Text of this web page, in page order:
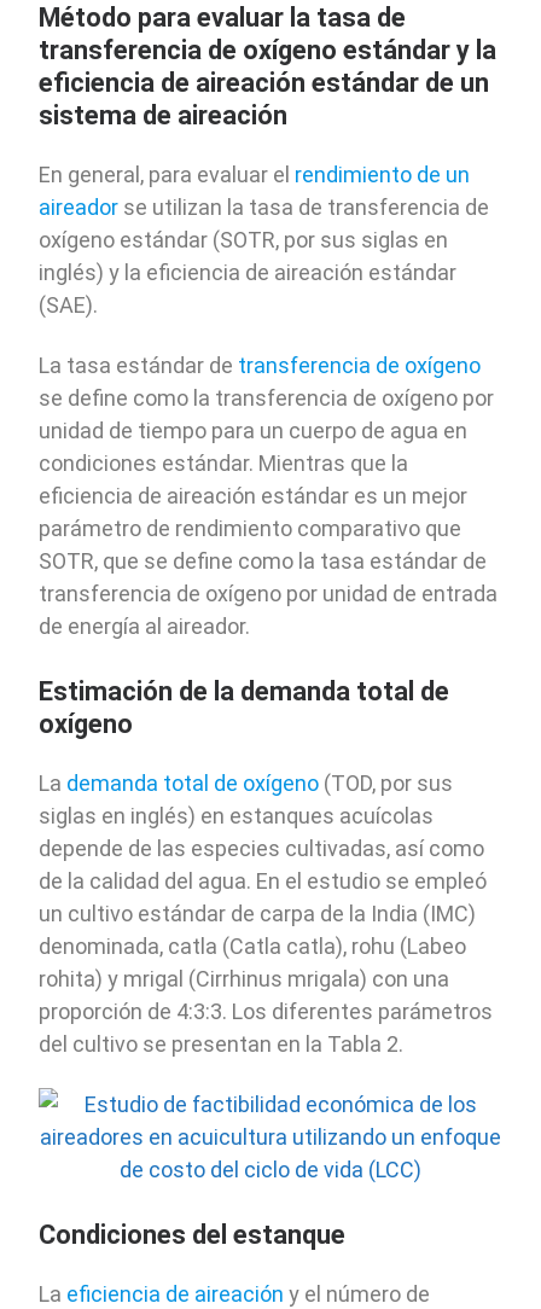
Método para evaluar la tasa de
transferencia de oxígeno estándar y la
eficiencia de aireación estándar de un
sistema de aireación
En general, para evaluar el rendimiento de un
aireador se utilizan la tasa de transferencia de
oxígeno estándar (SOTR, por sus siglas en
inglés) y la eficiencia de aireación estándar
(SAE).
La tasa estándar de transferencia de oxígeno
se define como la transferencia de oxígeno por
unidad de tiempo para un cuerpo de agua en
condiciones estándar. Mientras que la
eficiencia de aireación estándar es un mejor
parámetro de rendimiento comparativo que
SOTR, que se define como la tasa estándar de
transferencia de oxígeno por unidad de entrada
de energía al aireador.
Estimación de la demanda total de
oxígeno
La demanda total de oxígeno (TOD, por sus
siglas en inglés) en estanques acuícolas
depende de las especies cultivadas, así como
de la calidad del agua. En el estudio se empleó
un cultivo estándar de carpa de la India (IMC)
denominada, catla (Catla catla), rohu (Labeo
rohita) y mrigal (Cirrhinus mrigala) con una
proporción de 4:3:3. Los diferentes parámetros
del cultivo se presentan en la Tabla 2.
Condiciones del estanque
La eficiencia de aireacióny el número de